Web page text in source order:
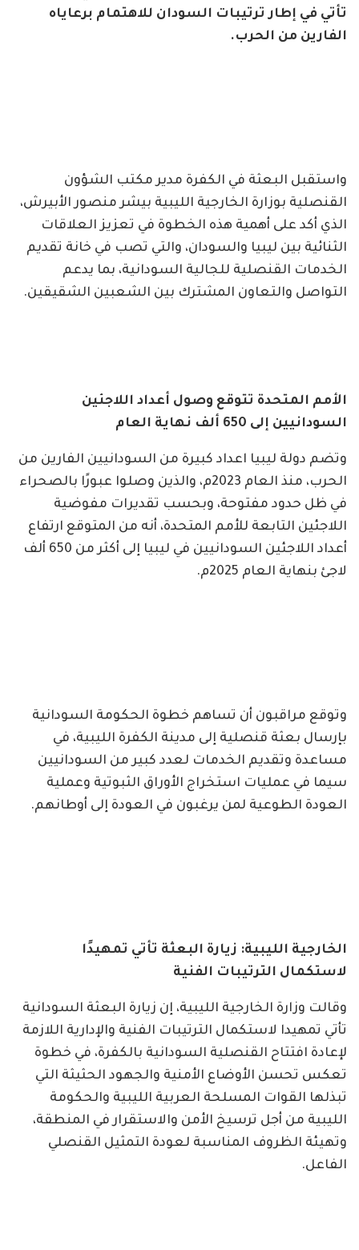
تأتي في إطار ترتيبات السودان للاهتمام برعاياه
الفارين من الحرب.
واستقبل البعثة في الكفرة مدير مكتب الشؤون
القنصلية بوزارة الخارجية الليبية بيشر منصور الأبيرش،
الذي أكد على أهمية هذه الخطوة في تعزيز العلاقات
الثنائية بين ليبيا والسودان، والتي تصب في خانة تقديم
الخدمات القنصلية للجالية السودانية، بما يدعم
التواصل والتعاون المشترك بين الشعبين الشقيقين.
الأمم المتحدة تتوقع وصول أعداد اللاجئين
السودانيين إلى 650 ألف نهاية العام
وتضم دولة ليبيا اعداد كبيرة من السودانيين الفارين من
الحرب، منذ العام 2023م، والذين وصلوا عبورًا بالصحراء
في ظل حدود مفتوحة، وبحسب تقديرات مفوضية
اللاجئين التابعة للأمم المتحدة، أنه من المتوقع ارتفاع
أعداد اللاجئين السودانيين في ليبيا إلى أكثر من 650 ألف
لاجئ بنهاية العام 2025م.
وتوقع مراقبون أن تساهم خطوة الحكومة السودانية
بإرسال بعثة قنصلية إلى مدينة الكفرة الليبية، في
مساعدة وتقديم الخدمات لعدد كبير من السودانيين
سيما في عمليات استخراج الأوراق الثبوتية وعملية
العودة الطوعية لمن يرغبون في العودة إلى أوطانهم.
الخارجية الليبية: زيارة البعثة تأتي تمهيدًا
لاستكمال الترتيبات الفنية
وقالت وزارة الخارجية الليبية، إن زيارة البعثة السودانية
تأتي تمهيدا لاستكمال الترتيبات الفنية والإدارية اللازمة
لإعادة افتتاح القنصلية السودانية بالكفرة، في خطوة
تعكس تحسن الأوضاع الأمنية والجهود الحثيثة التي
تبذلها القوات المسلحة العربية الليبية والحكومة
الليبية من أجل ترسيخ الأمن والاستقرار في المنطقة،
وتهيئة الظروف المناسبة لعودة التمثيل القنصلي
الفاعل.